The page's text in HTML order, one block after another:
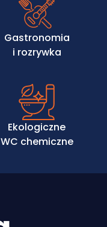
Gastronomia
i rozrywka
Ekologiczne
WC chemiczne